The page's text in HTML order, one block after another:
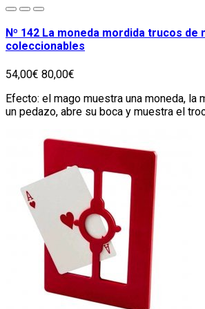
Nº 142 La moneda mordida trucos de
coleccionables
54,00€ 80,00€
Efecto: el mago muestra una moneda, la
un pedazo, abre su boca y muestra el